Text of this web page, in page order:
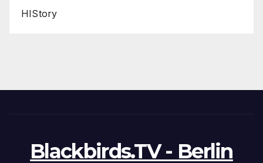
HIStory
Blackbirds.TV - Berlin